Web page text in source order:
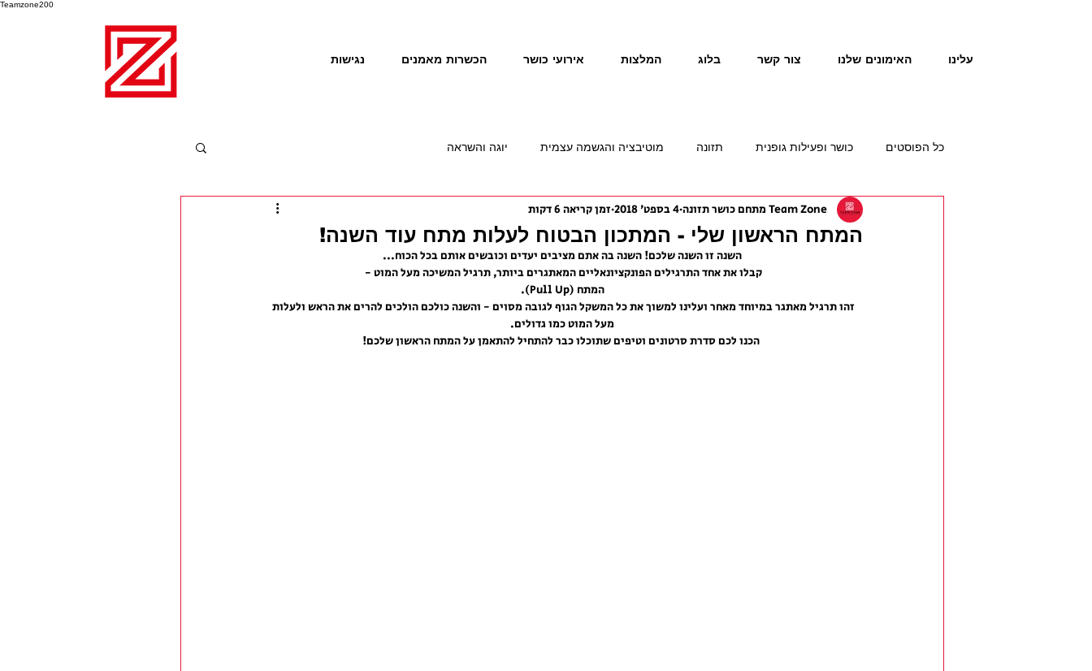
Teamzone200
נגישות הכשרות מאמנים אירועי כושר המלצות בלוג צור קשר האימונים שלנו עלינו
כל הפוסטים כושר ופעילות גופנית תזונה מוטיבציה והגשמה עצמית יוגה והשראה
המתח הראשון שלי - המתכון הבטוח לעלות מתח עוד השנה!
Team Zone מתחם כושר תזונה 4 בספט׳ 2018 זמן קריאה 6 דקות
השנה זו השנה שלכם! השנה בה אתם מציבים יעדים וכובשים אותם בכל הכוח...
קבלו את אחד התרגילים הפונקציונאליים המאתגרים ביותר, תרגיל המשיכה מעל המוט -
המתח (Pull Up).
זהו תרגיל מאתגר במיוחד מאחר ועלינו למשוך את כל המשקל הגוף לגובה מסוים - והשנה כולכם הולכים להרים את הראש ולעלות
מעל המוט כמו גדולים.